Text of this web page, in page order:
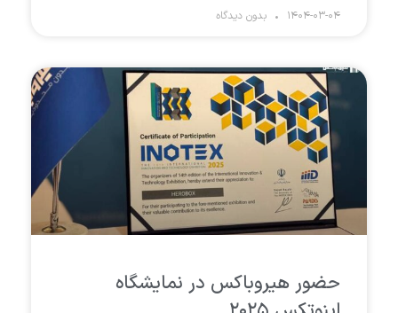
۱۴۰۴-۰۳-۰۴ بدون دیدگاه
حضور هیروباکس در نمایشگاه